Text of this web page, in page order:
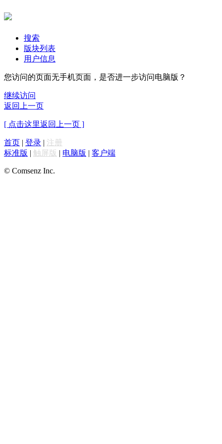
搜索
版块列表
用户信息
您访问的页面无手机页面，是否进一步访问电脑版？
继续访问
返回上一页
[ 点击这里返回上一页 ]
首页 | 登录 | 注册
标准版 | 触屏版 | 电脑版 | 客户端
© Comsenz Inc.